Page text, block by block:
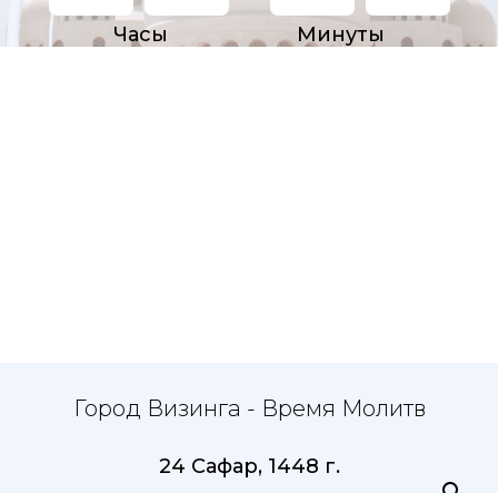
Часы Минуты
Город Визинга - Время Молитв
24 Сафар, 1448 г.